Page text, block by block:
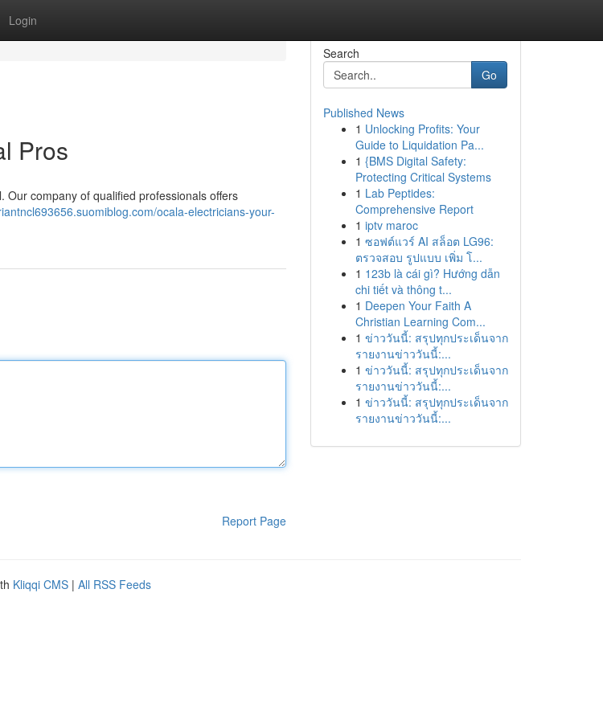
Login
Pros
company of qualified professionals offers
ocala-electricians-your-
Report Page
Search
Go
Published News
1 Unlocking Profits: Your
Guide to Liquidation Pa...
1 {BMS Digital Safety:
Protecting Critical Systems
1 Lab Peptides:
Comprehensive Report
1 iptv maroc
1 ซอฟต์แวร์ AI สล็อต LG96:
ตรวจสอบ รูปแบบ เพิ่ม โ...
1 123b là cái gì? Hướng dẫn
chi tiết và thông t...
1 Deepen Your Faith A
Christian Learning Com...
1 ข่าววันนี้: สรุปทุกประเด็นจาก
รายงานข่าววันนี้:...
1 ข่าววันนี้: สรุปทุกประเด็นจาก
รายงานข่าววันนี้:...
1 ข่าววันนี้: สรุปทุกประเด็นจาก
รายงานข่าววันนี้:...
Kliqqi CMS | All RSS Feeds